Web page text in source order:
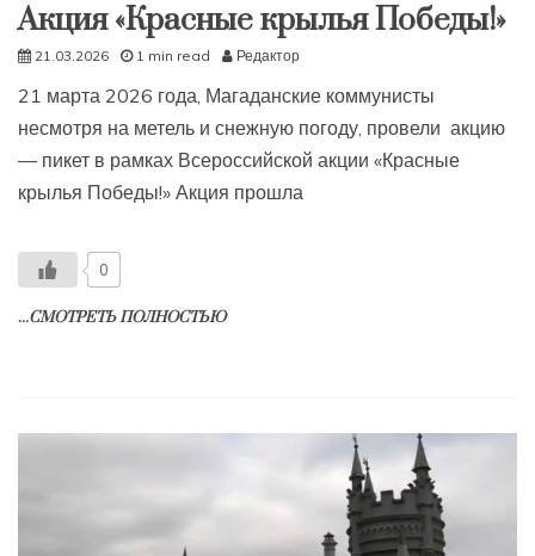
Акция «Красные крылья Победы!»
21.03.2026 1 min read Редактор
21 марта 2026 года, Магаданские коммунисты
несмотря на метель и снежную погоду, провели акцию
— пикет в рамках Всероссийской акции «Красные
крылья Победы!» Акция прошла
0
...СМОТРЕТЬ ПОЛНОСТЬЮ